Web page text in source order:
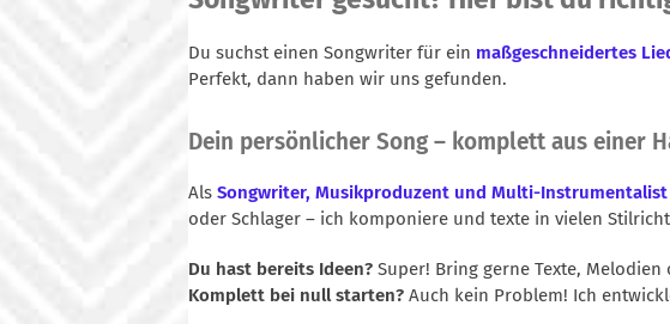
Du suchst einen Songwriter für ein maßgeschneidertes
Perfekt, dann haben wir uns gefunden.
Dein persönlicher Song – komplett aus einer
Als Songwriter, Musikproduzent und Multi-Instrumentalist
oder Schlager – ich komponiere und texte in vielen
Du hast bereits Ideen? Super! Bring gerne Texte,
Komplett bei null starten? Auch kein Problem! Ich